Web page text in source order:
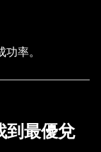
率。
到最優兌